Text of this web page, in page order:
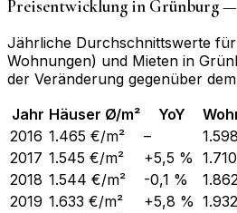
Preisentwicklung in Grünburg—
Jährliche Durchschnittswerte
Wohnungen) und Mieten in
der Veränderung gegenüber
Jahr Häuser Ø/m² YoY
2016 1.465 €/m² –
2017 1.545 €/m² +5,5 %
2018 1.544 €/m² -0,1 %
2019 1.633 €/m² +5,8 %